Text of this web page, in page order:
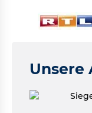
Unsere